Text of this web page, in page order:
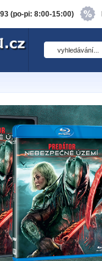
(po-pi: 8:00-15:00)